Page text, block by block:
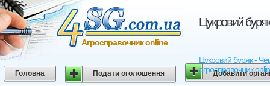
Цукровий
Цукровий буряк -
агросправочник
Агросправочник online
Головна Подати оголошення Добавити